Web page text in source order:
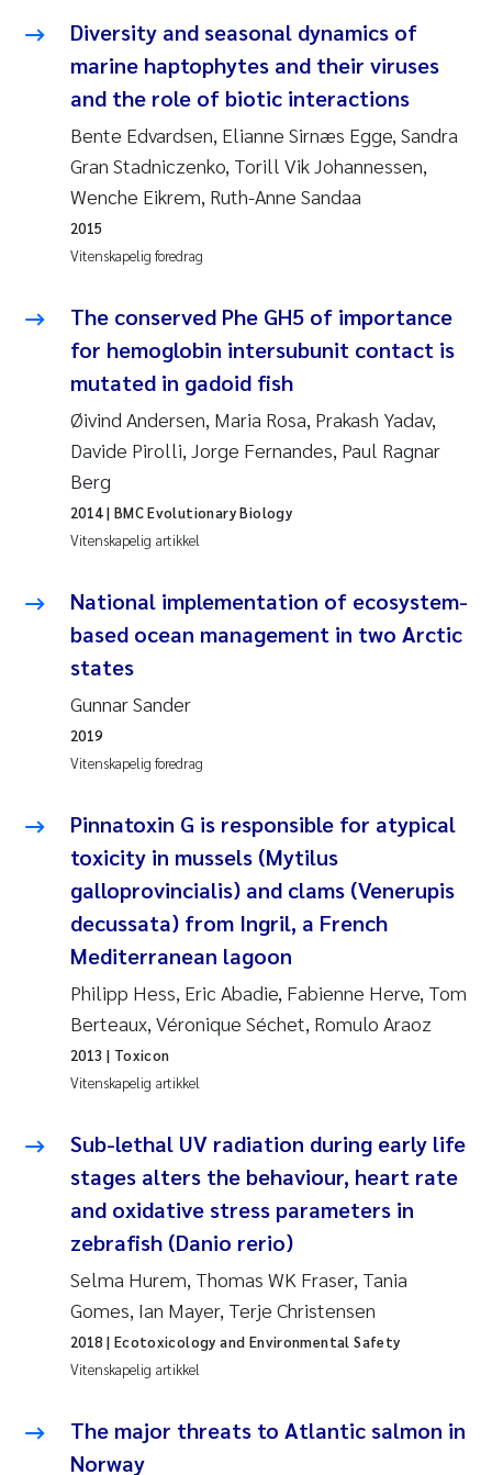
Anastasia Georgantzopoulou
Roar Brænden
Merete Schøyen
Camilla With Fagerli
Lena Haugland Moen
Medyan Esam Ghareeb
Prem Chand
Thorjørn Larssen
Kasper Hancke
Svetlana Pakhomova
Susanne Jøntvedt Jørgensen
André Staalstrøm
Uta Brandt
Knut Erik Tollefsen
Sigrid Haande
Susanne Claudia Schneider
Sabine Marty
Elisabeth Støhle Rødland
Marit Villø
Jonny Beyer
Nathalie Marquesin-Risbakk
Synne Authén Andresen
Sophie Mentzel
Diversity and seasonal dynamics of
marine haptophytes and their viruses
and the role of biotic interactions
Bente Edvardsen, Elianne Sirnæs Egge, Sandra
Gran Stadniczenko, Torill Vik Johannessen,
Wenche Eikrem, Ruth-Anne Sandaa
Vitenskapelig foredrag
2015
The conserved Phe GH5 of importance
for hemoglobin intersubunit contact is
mutated in gadoid fish
Øivind Andersen, Maria Rosa, Prakash Yadav,
Davide Pirolli, Jorge Fernandes, Paul Ragnar
Berg
Vitenskapelig artikkel
2014| BMC Evolutionary Biology
National implementation of ecosystem-
based ocean management in two Arctic
states
Gunnar Sander
Vitenskapelig foredrag
2019
Pinnatoxin G is responsible for atypical
toxicity in mussels (Mytilus
galloprovincialis) and clams (Venerupis
decussata) from Ingril, a French
Mediterranean lagoon
Philipp Hess, Eric Abadie, Fabienne Herve, Tom
Berteaux, Véronique Séchet, Romulo Araoz
Vitenskapelig artikkel
2013 | Toxicon
Sub-lethal UV radiation during early life
stages alters the behaviour, heart rate
and oxidative stress parameters in
zebrafish (Danio rerio)
Selma Hurem, Thomas WK Fraser, Tania
Gomes, Ian Mayer, Terje Christensen
Vitenskapelig artikkel
2018 | Ecotoxicology and Environmental Safety
The major threats to Atlantic salmon in
Norway